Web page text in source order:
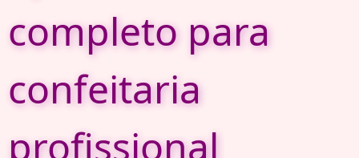
completo para
confeitaria
profissional